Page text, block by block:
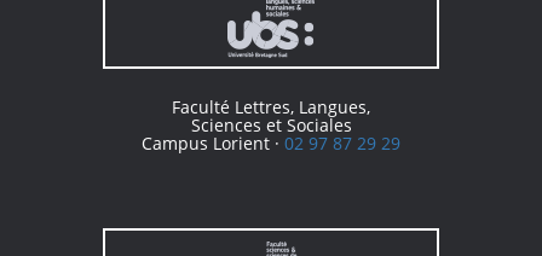
Faculté Lettres, Langues,
Sciences et Sociales
Campus Lorient · 02 97 87 29 29